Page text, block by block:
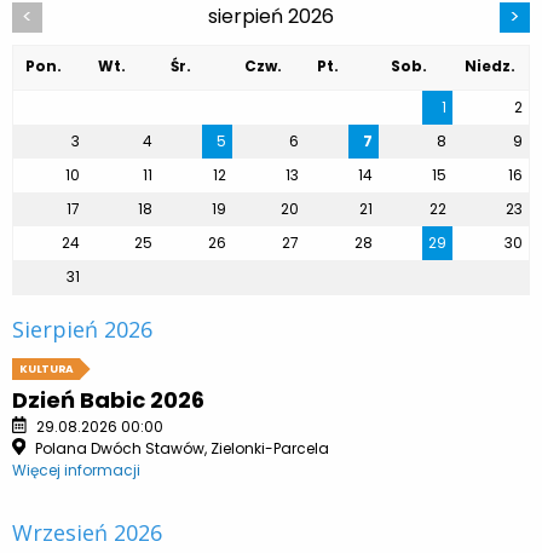
< sierpień 2026 >
Pon. Wt. Śr. Czw. Pt. Sob.
Niedz.
1
2
3
4 5 6 7 8
9
10
11 12 13 14 15
16
17
18 19 20 21 22
23
24
25 26 27 28 29
30
31
Sierpień 2026
KULTURA
Dzień Babic 2026
29.08.2026 00:00
Polana Dwóch Stawów, Zielonki-Parcela
Więcej informacji
Wrzesień 2026